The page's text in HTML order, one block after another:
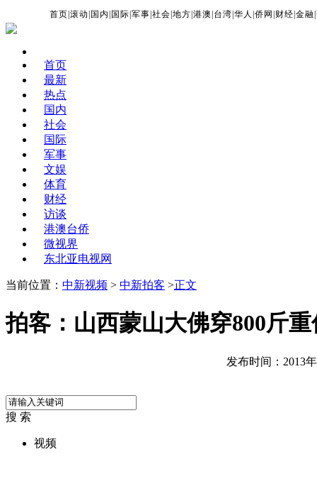
首页 |滚动 国内 国际 |军事 |社会 |地方 |港澳 台湾 |华人 |侨网 财经 |金融 |
首页
最新
热点
国内
社会
国际
军事
文娱
体育
财经
访谈
港澳台侨
微视界
东北亚电视网
当前位置： 中新视频 > 中新拍客 >正文
拍客：山西蒙山大佛穿800斤
发布时间：2013
搜 索
视频